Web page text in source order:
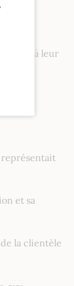
qui soit à leur
représentait
et sa
la clientèle